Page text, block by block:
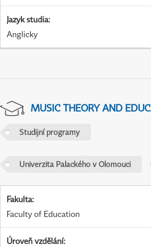
Jazyk studia:
Anglicky
MUSIC THEORY AND
Studijní programy
Univerzita Palackého v Olomouci
Fakulta:
Faculty of Education
Úroveň vzdělání: